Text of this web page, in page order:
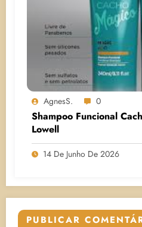
AgnesS. 0
Shampoo Funcional
Lowell
14 De Junho De 2026
PUBLICAR